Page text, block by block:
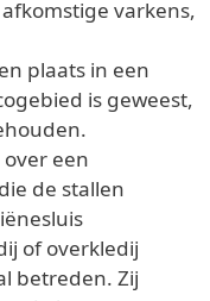
varkens,
plaats in een
is geweest,
een
de stallen
of overkledij
betreden. Zij